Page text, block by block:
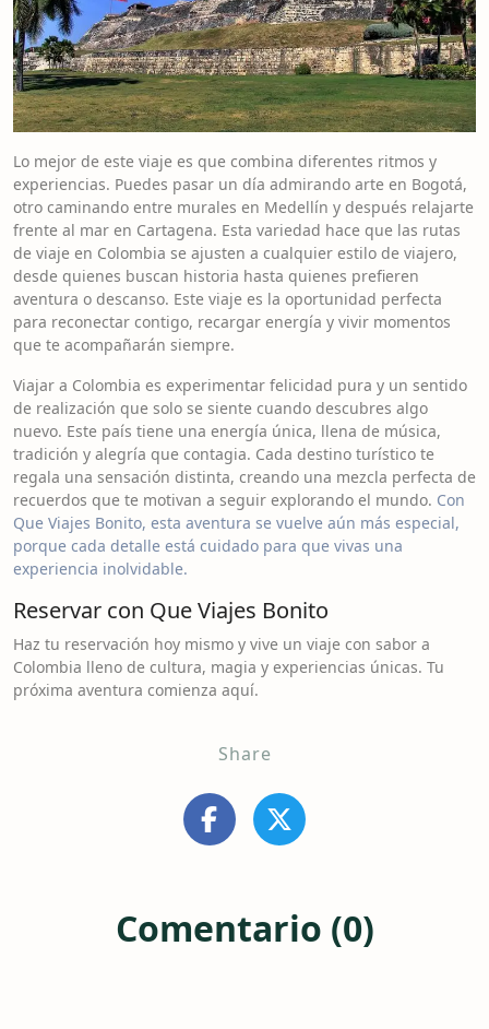
Lo mejor de este viaje es que combina diferentes ritmos y
experiencias. Puedes pasar un día admirando arte en Bogotá,
otro caminando entre murales en Medellín y después relajarte
frente al mar en Cartagena. Esta variedad hace que las rutas
de viaje en Colombia se ajusten a cualquier estilo de viajero,
desde quienes buscan historia hasta quienes prefieren
aventura o descanso. Este viaje es la oportunidad perfecta
para reconectar contigo, recargar energía y vivir momentos
que te acompañarán siempre.
Viajar a Colombia es experimentar felicidad pura y un sentido
de realización que solo se siente cuando descubres algo
nuevo. Este país tiene una energía única, llena de música,
tradición y alegría que contagia. Cada destino turístico te
regala una sensación distinta, creando una mezcla perfecta de
recuerdos que te motivan a seguir explorando el mundo. Con
Que Viajes Bonito, esta aventura se vuelve aún más especial,
porque cada detalle está cuidado para que vivas una
experiencia inolvidable.
Reservar con Que Viajes Bonito
Haz tu reservación hoy mismo y vive un viaje con sabor a
Colombia lleno de cultura, magia y experiencias únicas. Tu
próxima aventura comienza aquí.
Share
Comentario (0)